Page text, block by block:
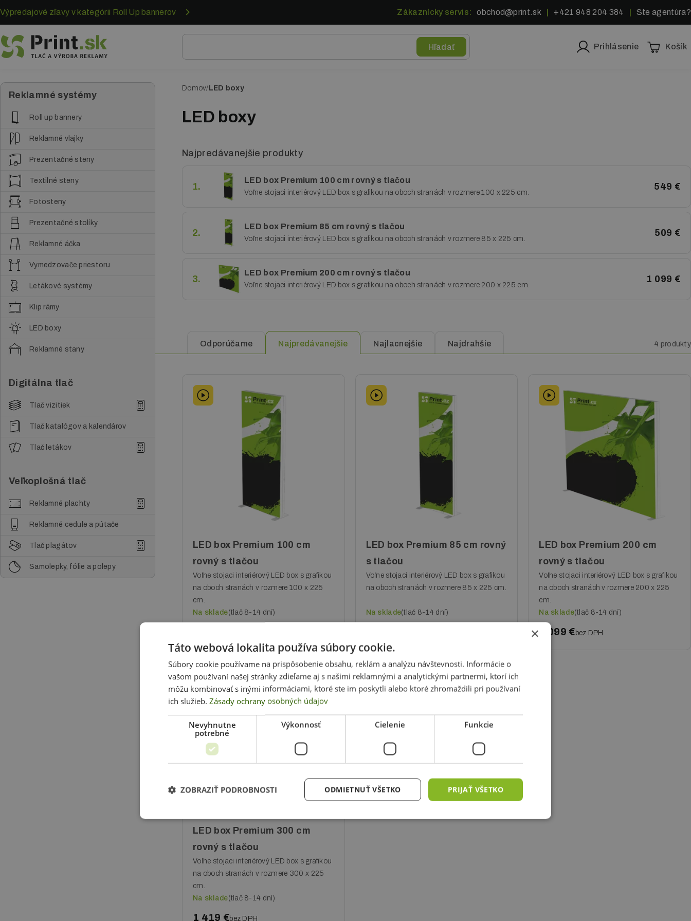
Skočiť
na
hlavný
obsah
Výpredajové zľavy v kategórii Roll Up bannerov Zákaznícky servis: obchod@print.sk +421 948 204 384 Ste agentúra?
Prihlásenie Košík
Reklamné systémy
Roll up bannery
Reklamné vlajky
Prezentačné steny
Textilné steny
Fotosteny
Prezentačné stolíky
Reklamné áčka
Vymedzovače priestoru
Letákové systémy
Klip rámy
LED boxy
Reklamné stany
Digitálna tlač
Tlač vizitiek
Tlač katalógov a kalendárov
Tlač letákov
Veľkoplošná tlač
Reklamné plachty
Reklamné cedule a pútače
Tlač plagátov
Samolepky, fólie a polepy
O
m
v
Domov LED boxy
LED boxy
Najpredávanejšie produkty
1.
LED box Premium 100 cm rovný s tlačou
Voľne stojaci interiérový LED box s grafikou na oboch stranách v rozmere 100 x 225 cm.
549 €
2.
LED box Premium 85 cm rovný s tlačou
Voľne stojaci interiérový LED box s grafikou na oboch stranách v rozmere 85 x 225 cm.
509 €
3.
LED box Premium 200 cm rovný s tlačou
Voľne stojaci interiérový LED box s grafikou na oboch stranách v rozmere 200 x 225 cm.
1 099 €
Odporúčame Najpredávanejšie Najlacnejšie Najdrahšie 4 produkty
LED box Premium 100 cm
rovný s tlačou
Voľne stojaci interiérový LED box s grafikou
na oboch stranách v rozmere 100 x 225
cm.
Na sklade(tlač 8-14 dní)
LED box Premium 85 cm rovný
s tlačou
Voľne stojaci interiérový LED box s grafikou
na oboch stranách v rozmere 85 x 225 cm.
Na sklade(tlač 8-14 dní)
LED box Premium 200 cm
rovný s tlačou
Voľne stojaci interiérový LED box s grafikou
na oboch stranách v rozmere 200 x 225
cm.
Na sklade(tlač 8-14 dní)
1 099 € bez DPH
LED box Premium 300 cm
rovný s tlačou
Voľne stojaci interiérový LED box s grafikou
na oboch stranách v rozmere 300 x 225
cm.
Na sklade(tlač 8-14 dní)
1 419 €bez DPH
×
Táto webová lokalita používa súbory cookie.
Súbory cookie používame na prispôsobenie obsahu, reklám a analýzu návštevnosti. Informácie o
vašom používaní našej stránky zdieľame aj s našimi reklamnými a analytickými partnermi, ktorí ich
môžu kombinovať s inými informáciami, ktoré ste im poskytli alebo ktoré zhromaždili pri používaní
ich služieb. Zásady ochrany osobných údajov
Nevyhnutne
potrebné
Výkonnosť Cielenie Funkcie
PRIJAŤ VŠETKO
ODMIETNUŤ VŠETKO
ZOBRAZIŤ PODROBNOSTI